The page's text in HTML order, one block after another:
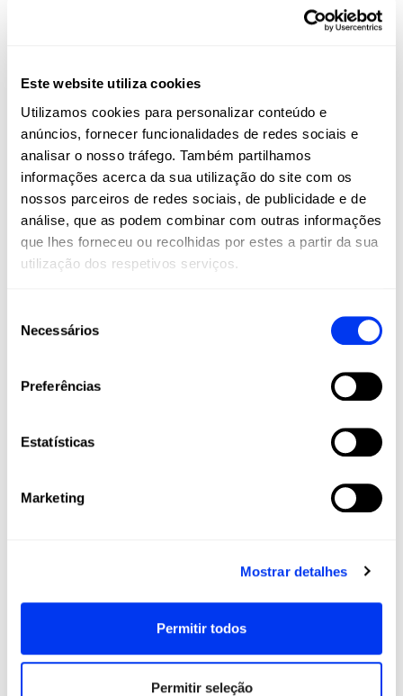
Este website utiliza cookies
Utilizamos cookies para personalizar conteúdo e
anúncios, fornecer funcionalidades de redes sociais e
analisar o nosso tráfego. Também partilhamos
informações acerca da sua utilização do site com os
nossos parceiros de redes sociais, de publicidade e de
análise, que as podem combinar com outras informações
que lhes forneceu ou recolhidas por estes a partir da sua
utilização dos respetivos serviços.
Necessários
Preferências
Estatísticas
Marketing
Mostrar detalhes
Permitir todos
Permitir seleção